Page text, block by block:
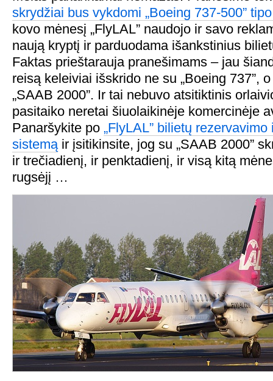
skrydžiai bus vykdomi „Boeing 737-500”
kovo mėnesį „FlyLAL” naudojo ir savo
naują kryptį ir parduodama išankstinius
Faktas prieštarauja pranešimams – jau
reisą keleiviai išskrido ne su „Boeing 737”,
„SAAB 2000”. Ir tai nebuvo atsitiktinis
pasitaiko neretai šiuolaikinėje komercinėje
Panaršykite po „FlyLAL” bilietų
sistemąir įsitikinsite, jog su „SAAB 2000”
ir trečiadienį, ir penktadienį, ir visą kitą
rugsėjį …